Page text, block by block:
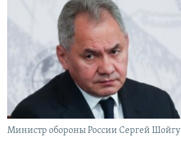
Министр обороны России Сергей Шойгу